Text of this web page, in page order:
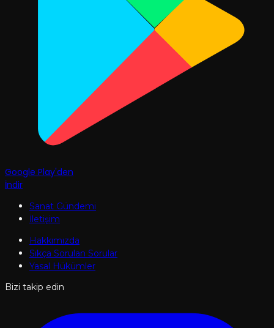
Google Play'den
İndir
Sanat Gündemi
İletişim
Hakkımızda
Sıkça Sorulan Sorular
Yasal Hükümler
Bizi takip edin